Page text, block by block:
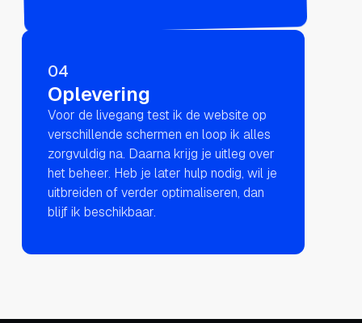
04
Oplevering
Voor de livegang test ik de website op
verschillende schermen en loop ik alles
zorgvuldig na. Daarna krijg je uitleg over
het beheer. Heb je later hulp nodig, wil je
uitbreiden of verder optimaliseren, dan
blijf ik beschikbaar.